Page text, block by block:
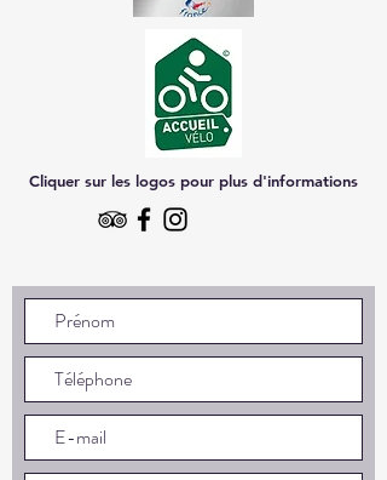
Cliquer sur les logos pour plus d'informations